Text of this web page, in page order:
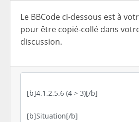
Le BBCode ci-dessous est à
pour être copié-collé dans
discussion.